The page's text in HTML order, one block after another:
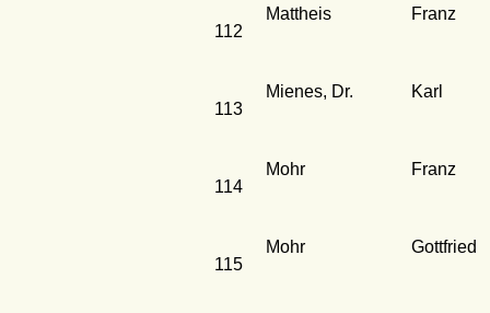
112
Mattheis Franz
113
Mienes, Dr. Karl
114
Mohr Franz
115
Mohr Gottfried